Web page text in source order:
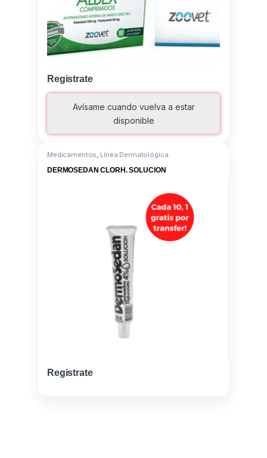
Registrate
Avísame cuando vuelva a estar
disponible
Medicamentos, Línea Dermatológica
DERMOSEDAN CLORH. SOLUCION
Registrate